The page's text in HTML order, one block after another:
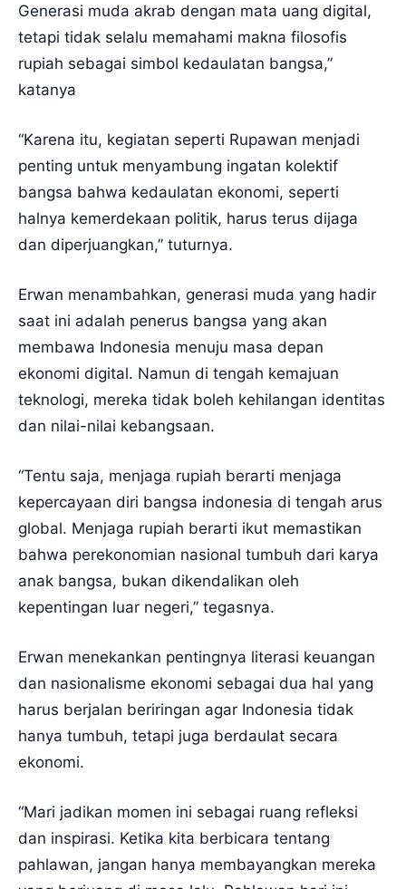
Generasi muda akrab dengan mata uang digital,
tetapi tidak selalu memahami makna filosofis
rupiah sebagai simbol kedaulatan bangsa,”
katanya
“Karena itu, kegiatan seperti Rupawan menjadi
penting untuk menyambung ingatan kolektif
bangsa bahwa kedaulatan ekonomi, seperti
halnya kemerdekaan politik, harus terus dijaga
dan diperjuangkan,” tuturnya.
Erwan menambahkan, generasi muda yang hadir
saat ini adalah penerus bangsa yang akan
membawa Indonesia menuju masa depan
ekonomi digital. Namun di tengah kemajuan
teknologi, mereka tidak boleh kehilangan identitas
dan nilai-nilai kebangsaan.
“Tentu saja, menjaga rupiah berarti menjaga
kepercayaan diri bangsa indonesia di tengah arus
global. Menjaga rupiah berarti ikut memastikan
bahwa perekonomian nasional tumbuh dari karya
anak bangsa, bukan dikendalikan oleh
kepentingan luar negeri,” tegasnya.
Erwan menekankan pentingnya literasi keuangan
dan nasionalisme ekonomi sebagai dua hal yang
harus berjalan beriringan agar Indonesia tidak
hanya tumbuh, tetapi juga berdaulat secara
ekonomi.
“Mari jadikan momen ini sebagai ruang refleksi
dan inspirasi. Ketika kita berbicara tentang
pahlawan, jangan hanya membayangkan mereka